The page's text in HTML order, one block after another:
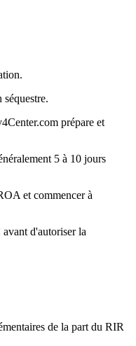
prépare et
5 à 10 jours
et commencer à
d'autoriser la
de la part du RIR